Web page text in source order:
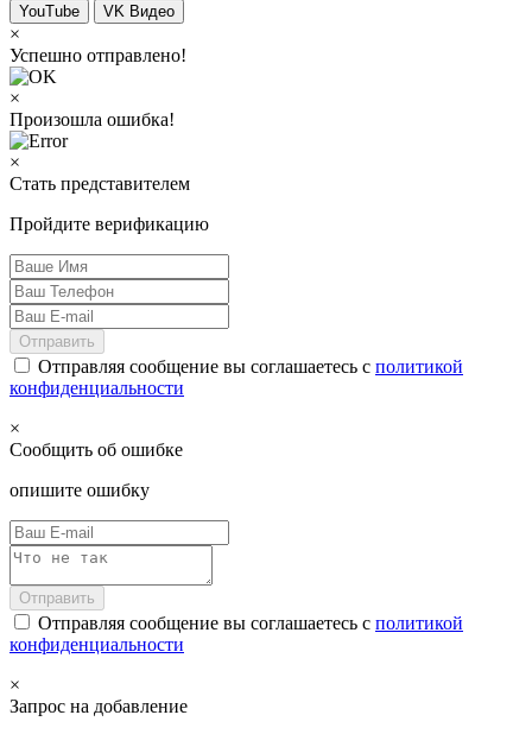
YouTube VK Видео
×
Успешно отправлено!
×
Произошла ошибка!
×
Стать представителем
Пройдите верификацию
Отправить
Отправляя сообщение вы соглашаетесь с политикой
конфиденциальности
×
Сообщить об ошибке
опишите ошибку
Отправить
Отправляя сообщение вы соглашаетесь с политикой
конфиденциальности
×
Запрос на добавление